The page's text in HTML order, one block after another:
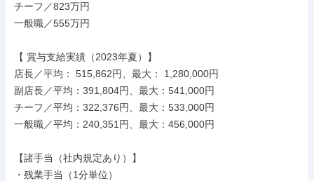
チーフ／823万円
一般職／555万円
【 賞与支給実績（2023年夏）】
店長／平均： 515,862円、最大： 1,280,000円
副店長／平均：391,804円、最大：541,000円
チーフ／平均：322,376円、最大：533,000円
一般職／平均：240,351円、最大：456,000円
【諸手当（社内規定あり）】
・残業手当（1分単位）